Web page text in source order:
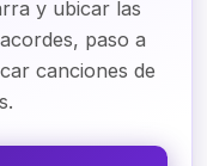
y ubicar las
paso a
canciones de